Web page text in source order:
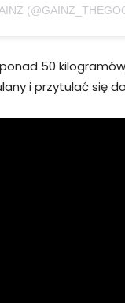
50
i przytulać się